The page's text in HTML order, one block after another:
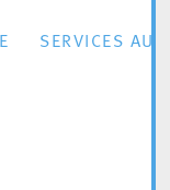
SERVICES AU